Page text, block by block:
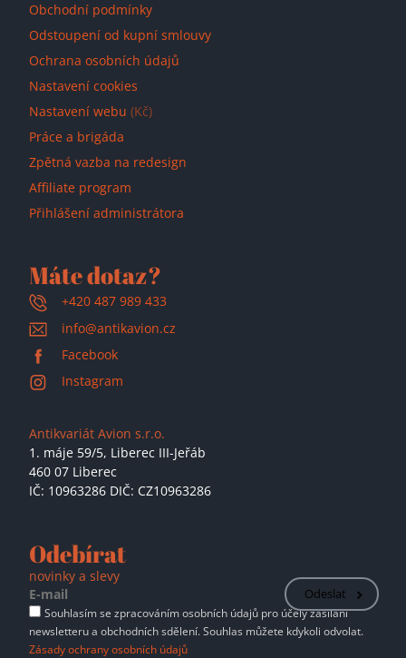
Obchodní podmínky
Odstoupení od kupní smlouvy
Ochrana osobních údajů
Nastavení cookies
Nastavení webu (Kč)
Práce a brigáda
Zpětná vazba na redesign
Affiliate program
Přihlášení administrátora
Máte dotaz?
+420 487 989 433
info@antikavion.cz
Facebook
Instagram
Antikvariát Avion s.r.o.
1. máje 59/5, Liberec III-Jeřáb
460 07 Liberec
IČ: 10963286 DIČ: CZ10963286
Odebírat
novinky a slevy
Odeslat
Souhlasím se zpracováním osobních údajů pro účely zasílání
newsletteru a obchodních sdělení. Souhlas můžete kdykoli odvolat.
Zásady ochrany osobních údajů